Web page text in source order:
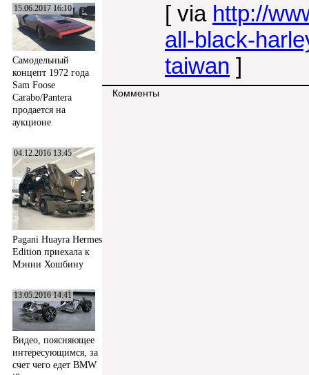
15.06.2017 16:10
Самодельный
концепт 1972 года
Sam Foose
Carabo/Pantera
продается на
аукционе
04.12.2016 13:45
Pagani Huayra Hermes
Edition приехала к
Мэнни Хошбину
13.05.2016 14:41
Видео, поясняющее
интересующимся, за
счет чего едет BMW
[ via http://
all-black-
taiwan ]
Комменты